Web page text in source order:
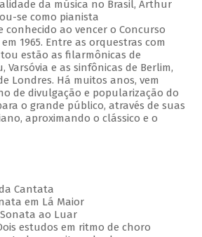
da música no Brasil, Arthur
se como pianista
ao vencer o Concurso
1965. Entre as orquestras com
estão as filarmônicas de
Varsóvia e as sinfônicas de Berlim,
Londres. Há muitos anos, vem
de divulgação e popularização do
o grande público, através de suas
aproximando o clássico e o
Cantata
em Lá Maior
Sonata ao Luar
estudos em ritmo de choro